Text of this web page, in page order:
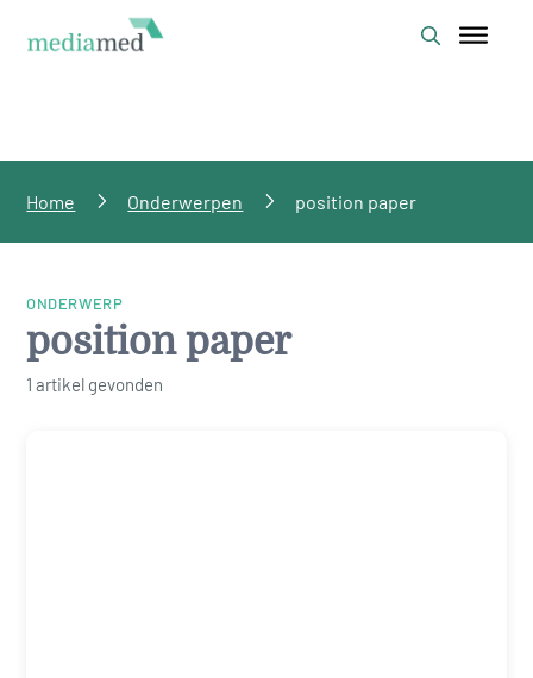
Home Onderwerpen position paper
ONDERWERP
position paper
1 artikel gevonden